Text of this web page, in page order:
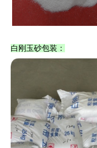
白刚玉砂包装：